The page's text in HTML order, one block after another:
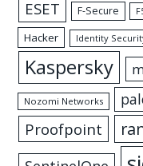
ESET F-Secure
Hacker Identity
Kaspersky
Nozomi Networks
Proofpoint